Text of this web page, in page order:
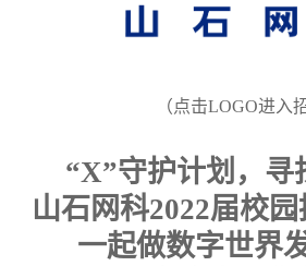
（点击LOGO进入
“X”守护计划，寻
山石网科2022届校园
一起做数字世界